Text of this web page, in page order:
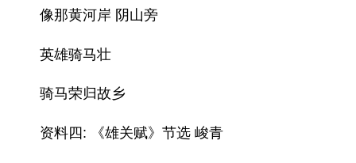
像那黄河岸 阴山旁
英雄骑马壮
骑马荣归故乡
资料四: 《雄关赋》节选 峻青